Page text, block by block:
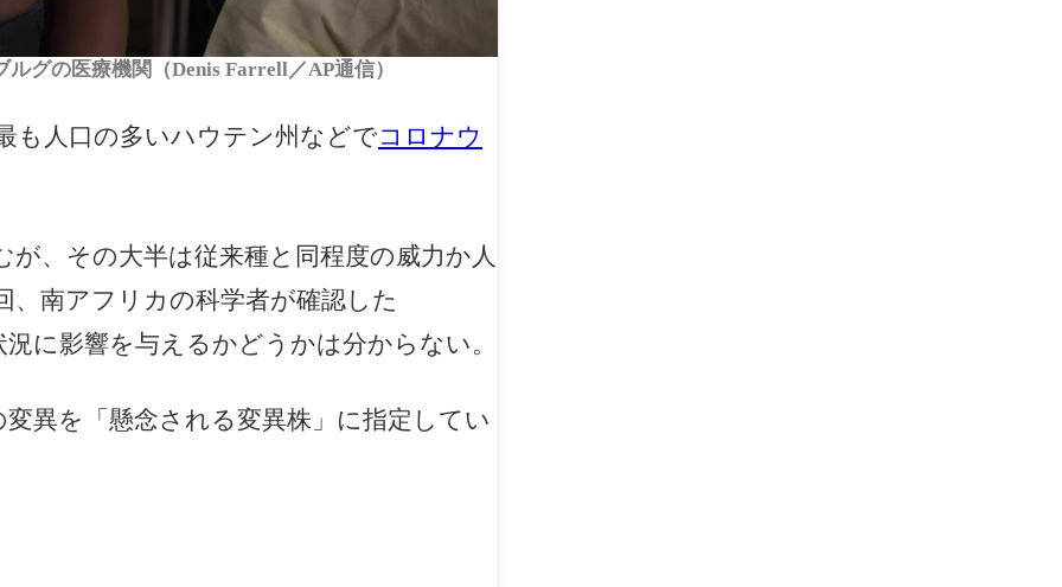
グの医療機関（Denis Farrell／AP通信）
も人口の多いハウテン州などでコロナウ
、その大半は従来種と同程度の威力か人
南アフリカの科学者が確認した
に影響を与えるかどうかは分からない。
異を「懸念される変異株」に指定してい